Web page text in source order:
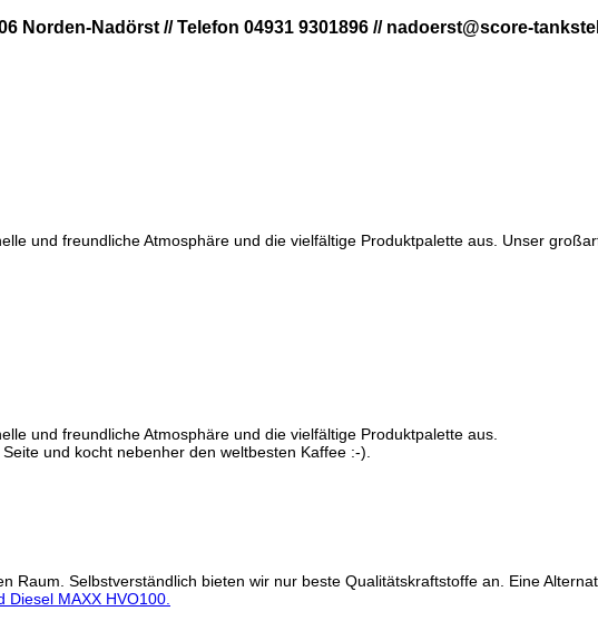
Norden-Nadörst // Telefon 04931 9301896 // nadoerst@score-
und freundliche Atmosphäre und die vielfältige Produktpalette aus. Unser
und freundliche Atmosphäre und die vielfältige Produktpalette aus.
und kocht nebenher den weltbesten Kaffee :-).
Raum. Selbstverständlich bieten wir nur beste Qualitätskraftstoffe an. Eine
Diesel MAXX HVO100.